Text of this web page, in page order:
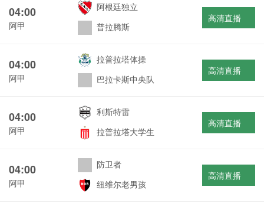
04:00
阿甲
阿根廷独立
普拉腾斯
高清直播
04:00
阿甲
拉普拉塔体操
巴拉卡斯中央队
高清直播
04:00
阿甲
利斯特雷
拉普拉塔大学生
高清直播
04:00
阿甲
防卫者
纽维尔老男孩
高清直播